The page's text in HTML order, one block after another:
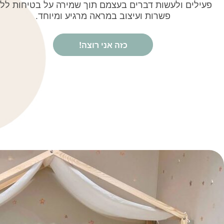
פעילים ולעשות דברים בעצמם תוך שמירה על בטיחות
פשרות ועיצוב במראה מרגיע ומיוחד.
כזה אני רוצה!